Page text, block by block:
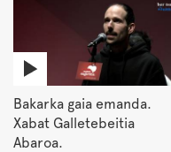
Bakarka gaia emanda.
Xabat Galletebeitia
Abaroa.